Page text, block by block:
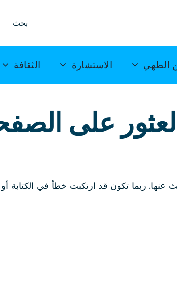
عن:
الطهي الاستشارة الثقافة
على
ربما تكون قد ارتكبت خطأ في الكتابة